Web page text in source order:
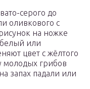
серого до
оливкового с
на ножке
или
цвет с жёлтого
молодых грибов
запах падали или